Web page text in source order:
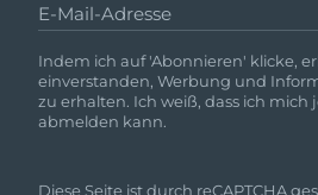
E-Mail-Adresse
Indem ich auf 'Abonnieren' klicke,
einverstanden, Werbung und
zu erhalten. Ich weiß, dass ich mich
abmelden kann.
Diese Seite ist durch reCAPTCHA